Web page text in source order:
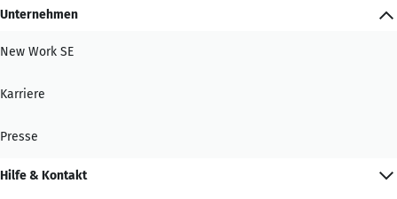
Unternehmen
New Work SE
Karriere
Presse
Hilfe & Kontakt